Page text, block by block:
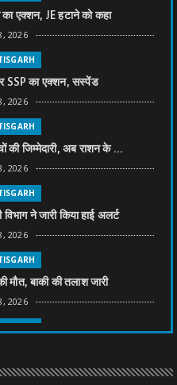
का एक्शन, JE हटाने को कहा
2026
SSP का एक्शन, सस्पेंड
2026
की जिम्मेदारी, अब राशन के ...
2026
ने जारी किया हाई अलर्ट
2026
मौत, बाकी की तलाश जारी
2026
2026